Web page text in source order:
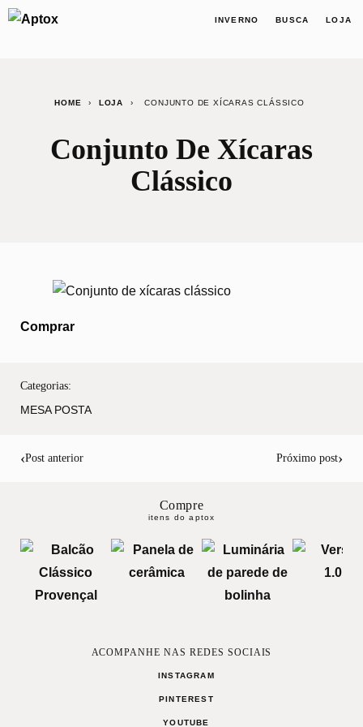
INVERNO BUSCA LOJA
HOME › LOJA › CONJUNTO DE XÍCARAS CLÁSSICO
Conjunto De Xícaras
Clássico
Comprar
Categorias:
MESA POSTA
‹Post anterior Próximo post›
Compre
itens do aptox
ACOMPANHE NAS REDES SOCIAIS
INSTAGRAM
PINTEREST
YOUTUBE